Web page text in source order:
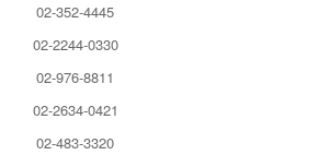
02-352-4445
02-2244-0330
02-976-8811
02-2634-0421
02-483-3320